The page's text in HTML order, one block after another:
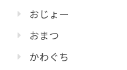
おじょー
おまつ
かわぐち